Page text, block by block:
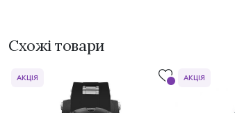
Схожі товари
АКЦІЯ АКЦІЯ